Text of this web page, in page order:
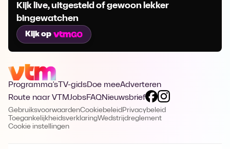
Kijk live, uitgesteld of gewoon lekker
bingewatchen
Kijk op
Programma's TV-gidsDoe meeAdverteren
Route naar VTMJobsFAQNieuwsbrief
GebruiksvoorwaardenCookiebeleid Privacybeleid
ToegankelijkheidsverklaringWedstrijdreglement
Cookie instellingen